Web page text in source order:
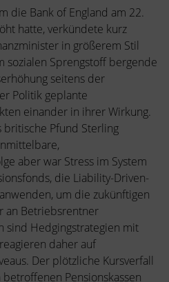
die Bank of England am 22.
hatte, verkündete kurz
in größerem Stil
sozialen Sprengstoff bergende
seitens der
Politik geplante
einander in ihrer Wirkung.
Pfund Sterling
aber war Stress im System
die Liability-Driven-
um die zukünftigen
an Betriebsrentner
sind Hedgingstrategien mit
daher auf
Der plötzliche Kursverfall
Pensionskassen